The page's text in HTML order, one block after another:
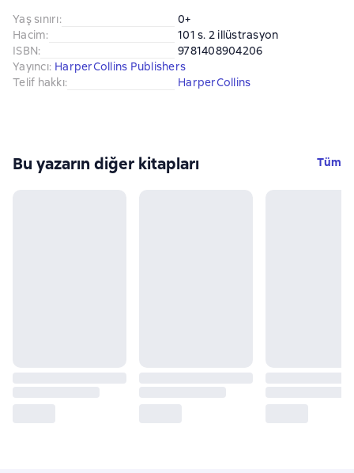
Yaş sınırı:
0+
Hacim:
101 s. 2 illüstrasyon
ISBN:
9781408904206
Yayıncı: HarperCollins Publishers
Telif hakkı: HarperCollins
Bu yazarın diğer kitapları Tüm